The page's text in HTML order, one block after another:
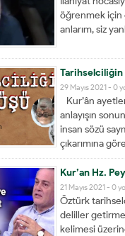
öğrenmek için
anlarım, siz
Tarihselciliğin
29 Mayıs 2021 - 0
Kur’ân
anlayışın
insan sözü
çıkarımına
Kur’an Hz.
21 Mayıs 2021 - 0
Öztürk
deliller getirme
kelimesi